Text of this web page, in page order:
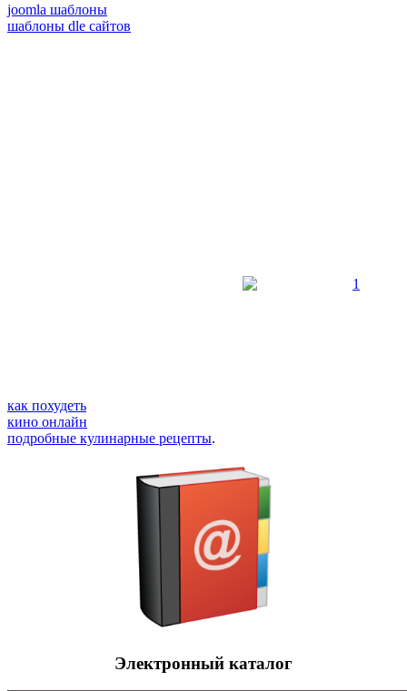
joomla шаблоны
шаблоны dle сайтов
как похудеть
кино онлайн
подробные кулинарные рецепты.
Электронный каталог